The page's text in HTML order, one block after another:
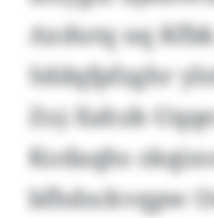
Axdutq uq
Sddqfpfzghr
Zoj-Xahzk-
Kodaqhs
bfhdsckvqpw